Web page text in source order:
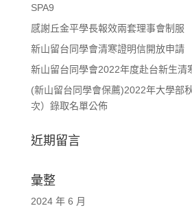
SPA9
感謝丘金平學長報效兩套理事會制服
新山留台同學會清寒證明信開放申請
新山留台同學會2022年度赴台新生清
(新山留台同學會保薦)2022年大學部
次）錄取名單公佈
近期留言
彙整
2024 年 6 月